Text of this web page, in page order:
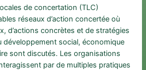
de concertation (TLC)
réseaux d’action concertée où
d’actions concrètes et de stratégies
développement social, économique
sont discutés. Les organisations
par de multiples pratiques